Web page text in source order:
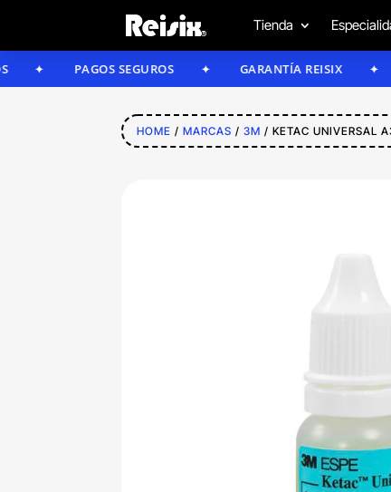
Tienda
PAGOS SEGUROS GARANTÍA REISIX
HOME /MARCAS /3M / KETAC UNIVERSAL